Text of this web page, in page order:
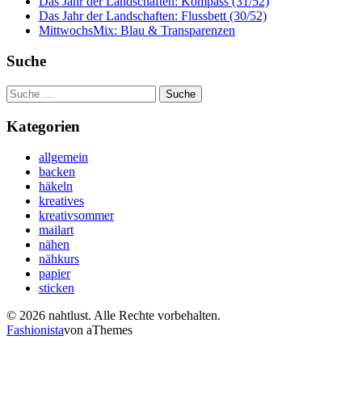
Das Jahr der Landschaften: Flussbett (30/52)
MittwochsMix: Blau & Transparenzen
Suche
Suche
nach:
Kategorien
allgemein
backen
häkeln
kreatives
kreativsommer
mailart
nähen
nähkurs
papier
sticken
© 2026 nahtlust. Alle Rechte vorbehalten.
Fashionistavon aThemes